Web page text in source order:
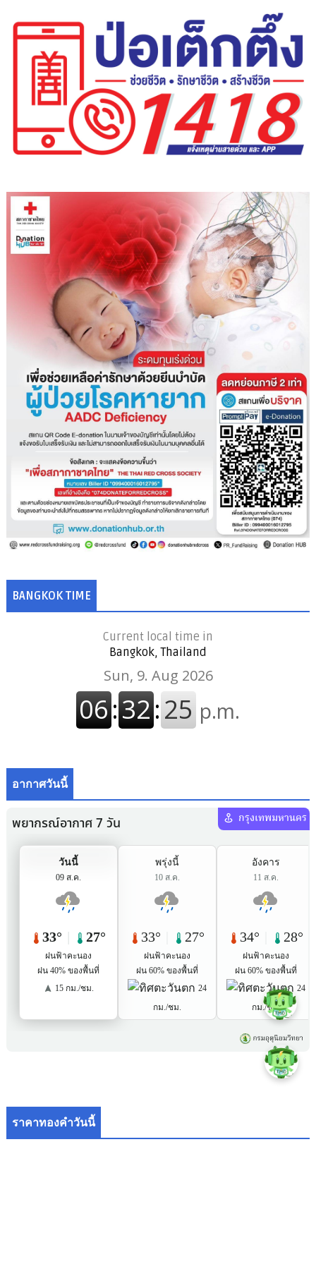
BANGKOK TIME
Current local time in
Bangkok, Thailand
อากาศวันนี้
ราคาทองคำวันนี้